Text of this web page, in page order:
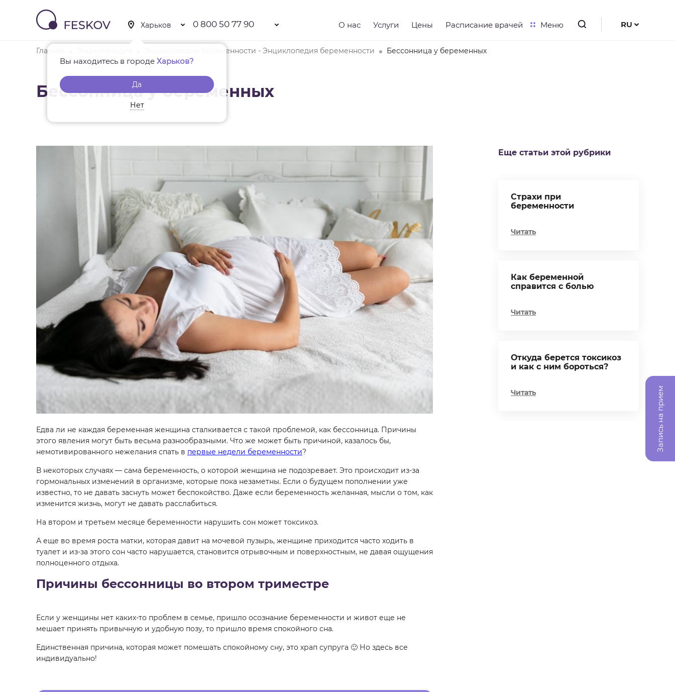
Вы находитесь в городеХарьков?
Да
Нет
0 800 50 77 90 О нас Услуги Цены Расписание врачей Меню
RU
Главная Энциклопедия беременности - Энциклопедия беременности Бессонница у беременных
Бессонница у беременных
Едва ли не каждая беременная женщина сталкивается с такой проблемой, как бессонница. Причины
этого явления могут быть весьма разнообразными. Что же может быть причиной, казалось бы,
немотивированного нежелания спать в первые недели беременности?
В некоторых случаях — сама беременность, о которой женщина не подозревает. Это происходит из-за
гормональных изменений в организме, которые пока незаметны. Если о будущем пополнении уже
известно, то не давать заснуть может беспокойство. Даже если беременность желанная, мысли о том, как
изменится жизнь, могут не давать расслабиться.
На втором и третьем месяце беременности нарушить сон может токсикоз.
А еще во время роста матки, которая давит на мочевой пузырь, женщине приходится часто ходить в
туалет и из-за этого сон часто нарушается, становится отрывочным и поверхностным, не давая ощущения
полноценного отдыха.
Причины бессонницы во втором триместре
Если у женщины нет каких-то проблем в семье, пришло осознание беременности и живот еще не
мешает принять привычную и удобную позу, то пришло время спокойного сна.
Единственная причина, которая может помешать спокойному сну, это храп супруга 🙂 Но здесь все
индивидуально!
Еще статьи этой рубрики
Страхи при
беременности
Читать
Как беременной
справится с болью
Читать
Откуда берется токсикоз
и как с ним бороться?
Читать Запись на прием